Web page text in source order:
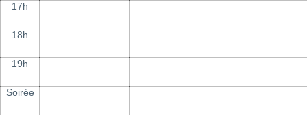
17h
18h
19h
Soirée